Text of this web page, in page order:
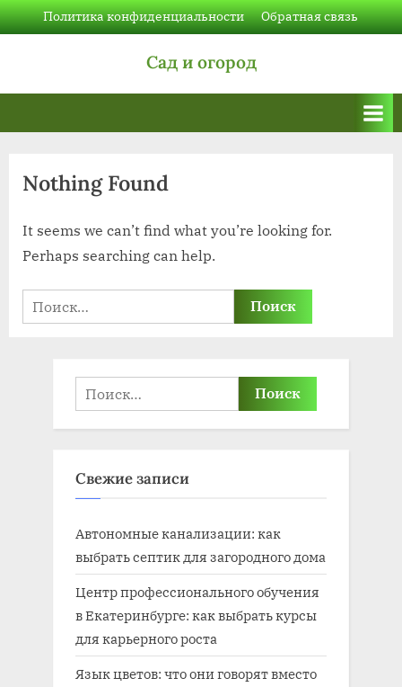
Skip
to
Политика конфиденциальности Обратная связь
Сад и огород
Nothing Found
It seems we can’t find what you’re looking for.
Perhaps searching can help.
Найти:
Найти:
Свежие записи
Автономные канализации: как
выбрать септик для загородного дома
Центр профессионального обучения
в Екатеринбурге: как выбрать курсы
для карьерного роста
Язык цветов: что они говорят вместо